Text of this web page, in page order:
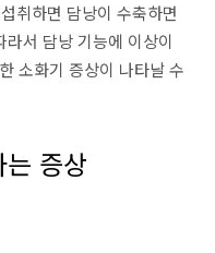
취하면 담낭이 수축하면
서 담낭 기능에 이상이
소화기 증상이 나타날 수
증상